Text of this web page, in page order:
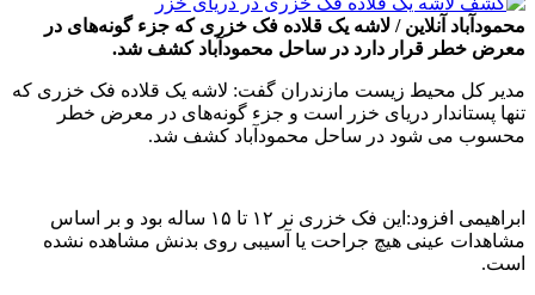
محمودآباد آنلاین / لاشه یک قلاده فک خزری که جزء گونه‌های در
معرض خطر قرار دارد در ساحل محمودآباد کشف شد.
مدیر کل محیط زیست مازندران گفت: لاشه یک قلاده فک خزری که
تنها پستاندار دریای خزر است و جزء گونه‌های در معرض خطر
محسوب می شود در ساحل محمودآباد کشف شد.
ابراهیمی افزود:این فک خزری نر ۱۲ تا ۱۵ ساله بود و بر اساس
مشاهدات عینی هیچ جراحت یا آسیبی روی بدنش مشاهده نشده
است.